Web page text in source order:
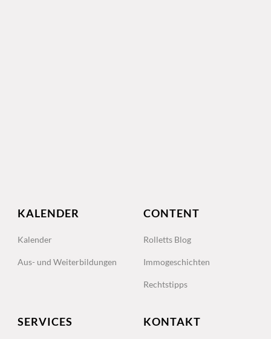
KALENDER
Kalender
Aus- und Weiterbildungen
CONTENT
Rolletts Blog
Immogeschichten
Rechtstipps
SERVICES KONTAKT